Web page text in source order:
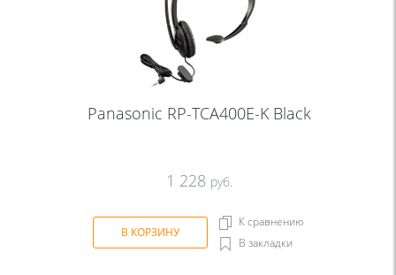
Panasonic RP-TCA400E-K Black
1 228 руб.
В КОРЗИНУ
К сравнению
В закладки